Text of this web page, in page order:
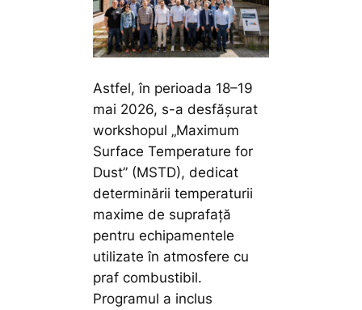
Astfel, în perioada 18–19
mai 2026, s-a desfășurat
workshopul „Maximum
Surface Temperature for
Dust” (MSTD), dedicat
determinării temperaturii
maxime de suprafață
pentru echipamentele
utilizate în atmosfere cu
praf combustibil.
Programul a inclus